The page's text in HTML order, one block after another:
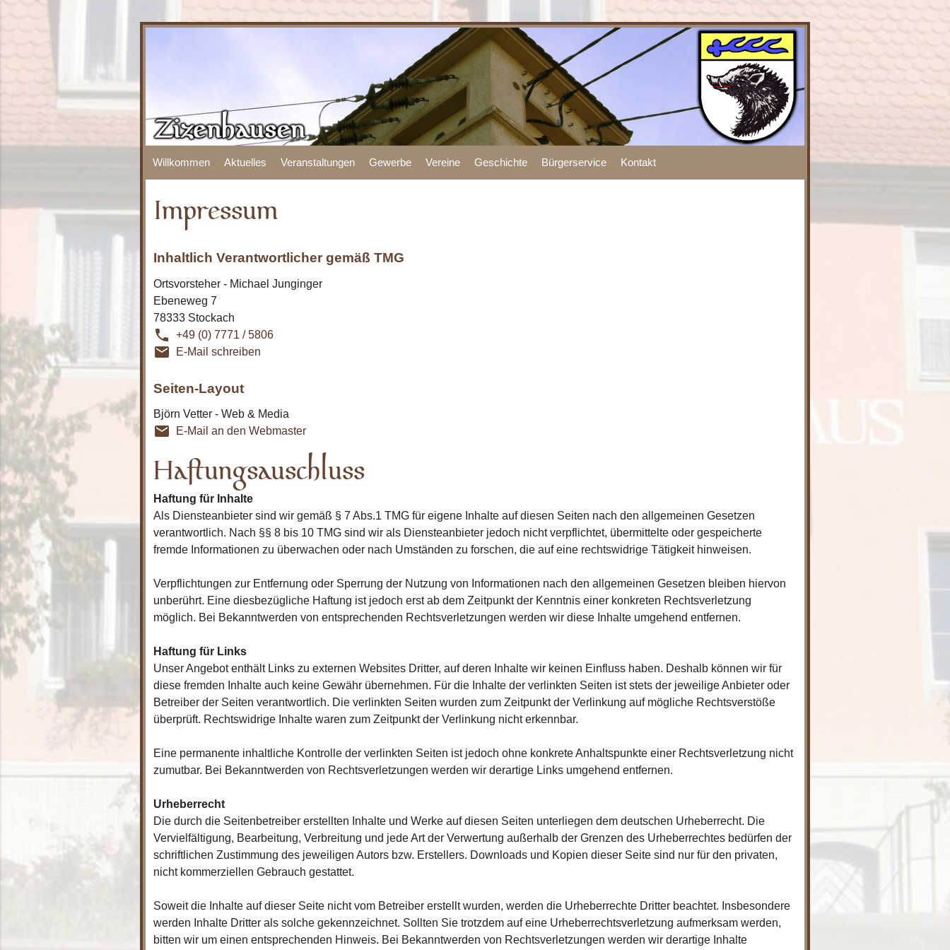
Willkommen Aktuelles Veranstaltungen Gewerbe Vereine Geschichte Bürgerservice Kontakt
Impressum
Inhaltlich Verantwortlicher gemäß TMG
Ortsvorsteher - Michael Junginger
Ebeneweg 7
78333 Stockach
phone +49 (0) 7771 / 5806
email_outline
E-Mail schreiben
Seiten-Layout
Björn Vetter - Web & Media
email_outline
E-Mail an den Webmaster
Haftungsauschluss
Haftung für Inhalte
Als Diensteanbieter sind wir gemäß § 7 Abs.1 TMG für eigene Inhalte auf diesen Seiten nach den allgemeinen Gesetzen
verantwortlich. Nach §§ 8 bis 10 TMG sind wir als Diensteanbieter jedoch nicht verpflichtet, übermittelte oder gespeicherte
fremde Informationen zu überwachen oder nach Umständen zu forschen, die auf eine rechtswidrige Tätigkeit hinweisen.
Verpflichtungen zur Entfernung oder Sperrung der Nutzung von Informationen nach den allgemeinen Gesetzen bleiben hiervon
unberührt. Eine diesbezügliche Haftung ist jedoch erst ab dem Zeitpunkt der Kenntnis einer konkreten Rechtsverletzung
möglich. Bei Bekanntwerden von entsprechenden Rechtsverletzungen werden wir diese Inhalte umgehend entfernen.
Haftung für Links
Unser Angebot enthält Links zu externen Websites Dritter, auf deren Inhalte wir keinen Einfluss haben. Deshalb können wir für
diese fremden Inhalte auch keine Gewähr übernehmen. Für die Inhalte der verlinkten Seiten ist stets der jeweilige Anbieter oder
Betreiber der Seiten verantwortlich. Die verlinkten Seiten wurden zum Zeitpunkt der Verlinkung auf mögliche Rechtsverstöße
überprüft. Rechtswidrige Inhalte waren zum Zeitpunkt der Verlinkung nicht erkennbar.
Eine permanente inhaltliche Kontrolle der verlinkten Seiten ist jedoch ohne konkrete Anhaltspunkte einer Rechtsverletzung nicht
zumutbar. Bei Bekanntwerden von Rechtsverletzungen werden wir derartige Links umgehend entfernen.
Urheberrecht
Die durch die Seitenbetreiber erstellten Inhalte und Werke auf diesen Seiten unterliegen dem deutschen Urheberrecht. Die
Vervielfältigung, Bearbeitung, Verbreitung und jede Art der Verwertung außerhalb der Grenzen des Urheberrechtes bedürfen der
schriftlichen Zustimmung des jeweiligen Autors bzw. Erstellers. Downloads und Kopien dieser Seite sind nur für den privaten,
nicht kommerziellen Gebrauch gestattet.
Soweit die Inhalte auf dieser Seite nicht vom Betreiber erstellt wurden, werden die Urheberrechte Dritter beachtet. Insbesondere
werden Inhalte Dritter als solche gekennzeichnet. Sollten Sie trotzdem auf eine Urheberrechtsverletzung aufmerksam werden,
bitten wir um einen entsprechenden Hinweis. Bei Bekanntwerden von Rechtsverletzungen werden wir derartige Inhalte